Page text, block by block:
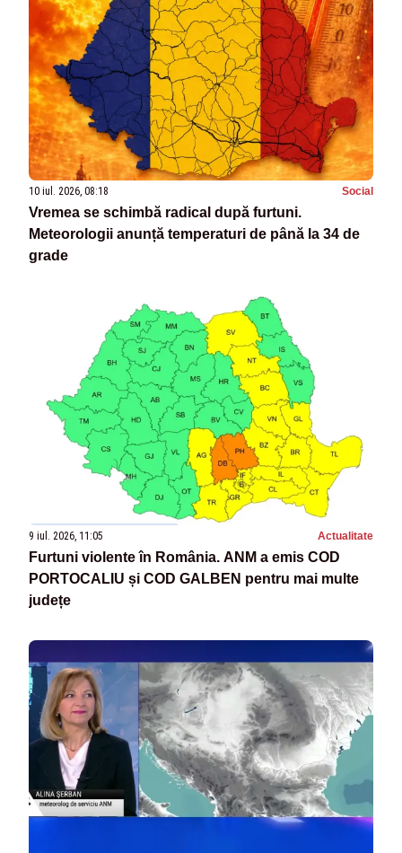
10 iul. 2026, 08:18 Social
Vremea se schimbă radical după furtuni.
Meteorologii anunță temperaturi de până la 34 de
grade
9 iul. 2026, 11:05 Actualitate
Furtuni violente în România. ANM a emis COD
PORTOCALIU și COD GALBEN pentru mai multe
județe